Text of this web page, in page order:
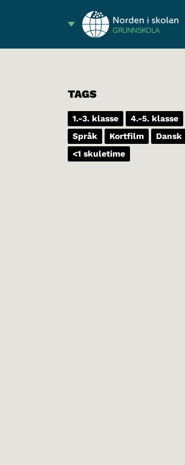
GRUNNSKOLA
TAGS
1.-3. klasse 4.-5. klasse
Språk
Kortfilm
Dansk
<1 skuletime